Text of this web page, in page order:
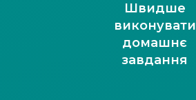
Швидше
виконувати
домашнє
завдання